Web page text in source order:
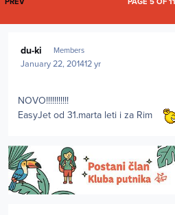
PREV PAGE 5 OF 11
du-ki Members
January 22, 201412 yr
NOVO!!!!!!!!!!!
EasyJet od 31.marta leti i za Rim